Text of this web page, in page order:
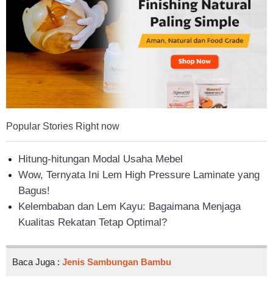
Popular Stories Right now
Hitung-hitungan Modal Usaha Mebel
Wow, Ternyata Ini Lem High Pressure Laminate yang
Bagus!
Kelembaban dan Lem Kayu: Bagaimana Menjaga
Kualitas Rekatan Tetap Optimal?
Baca Juga : Jenis Sambungan Bambu